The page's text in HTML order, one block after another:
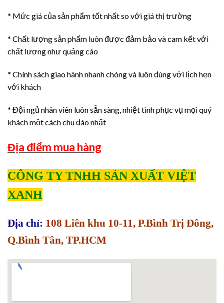
* Mức giá của sản phẩm tốt nhất so với giá thị trường
* Chất lượng sản phẩm luôn được đảm bảo và cam kết với
chất lương như quảng cáo
* Chính sách giao hành nhanh chóng và luôn đúng với lịch hẹn
với khách
* Đội ngủ nhân viên luôn sẵn sàng, nhiệt tình phục vụ mọi quý
khách một cách chu đáo nhất
Địa điểm mua hàng
CÔNG TY TNHH SẢN XUẤT VIỆT
XANH
Địa chỉ: 108 Liên khu 10-11, P.Bình Trị Đông,
Q.Bình Tân, TP.HCM